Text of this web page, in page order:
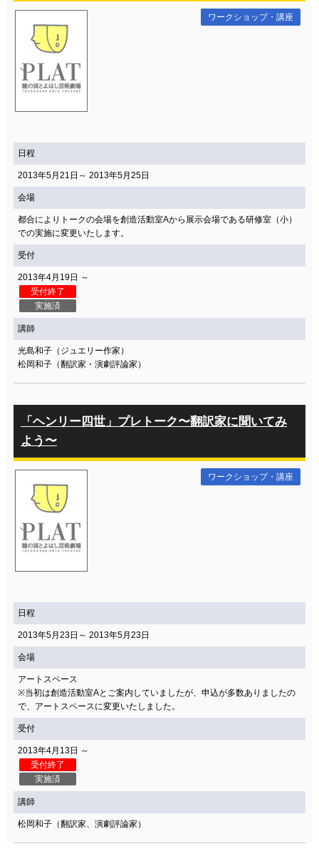
ワークショップ・講座
日程
2013年5月21日～ 2013年5月25日
会場
都合によりトークの会場を創造活動室Aから展示会場である研修室（小）
での実施に変更いたします。
受付
2013年4月19日 ～
受付終了
実施済
講師
光島和子（ジュエリー作家）
松岡和子（翻訳家・演劇評論家）
「ヘンリー四世」プレトーク〜翻訳家に聞いてみ
よう〜
ワークショップ・講座
日程
2013年5月23日～ 2013年5月23日
会場
アートスペース
※当初は創造活動室Aとご案内していましたが、申込が多数ありましたの
で、アートスペースに変更いたしました。
受付
2013年4月13日 ～
受付終了
実施済
講師
松岡和子（翻訳家、演劇評論家）